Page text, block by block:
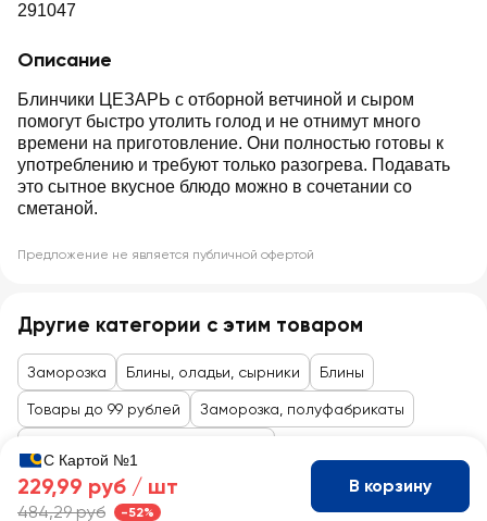
291047
Описание
Блинчики ЦЕЗАРЬ с отборной ветчиной и сыром
помогут быстро утолить голод и не отнимут много
времени на приготовление. Они полностью готовы к
употреблению и требуют только разогрева. Подавать
это сытное вкусное блюдо можно в сочетании со
сметаной.
Предложение не является публичной офертой
Другие категории с этим товаром
Заморозка Блины, оладьи, сырники Блины
Товары до 99 рублей Заморозка, полуфабрикаты
С Картой №1
229,99 руб / шт
484,29 руб -52%
В корзину